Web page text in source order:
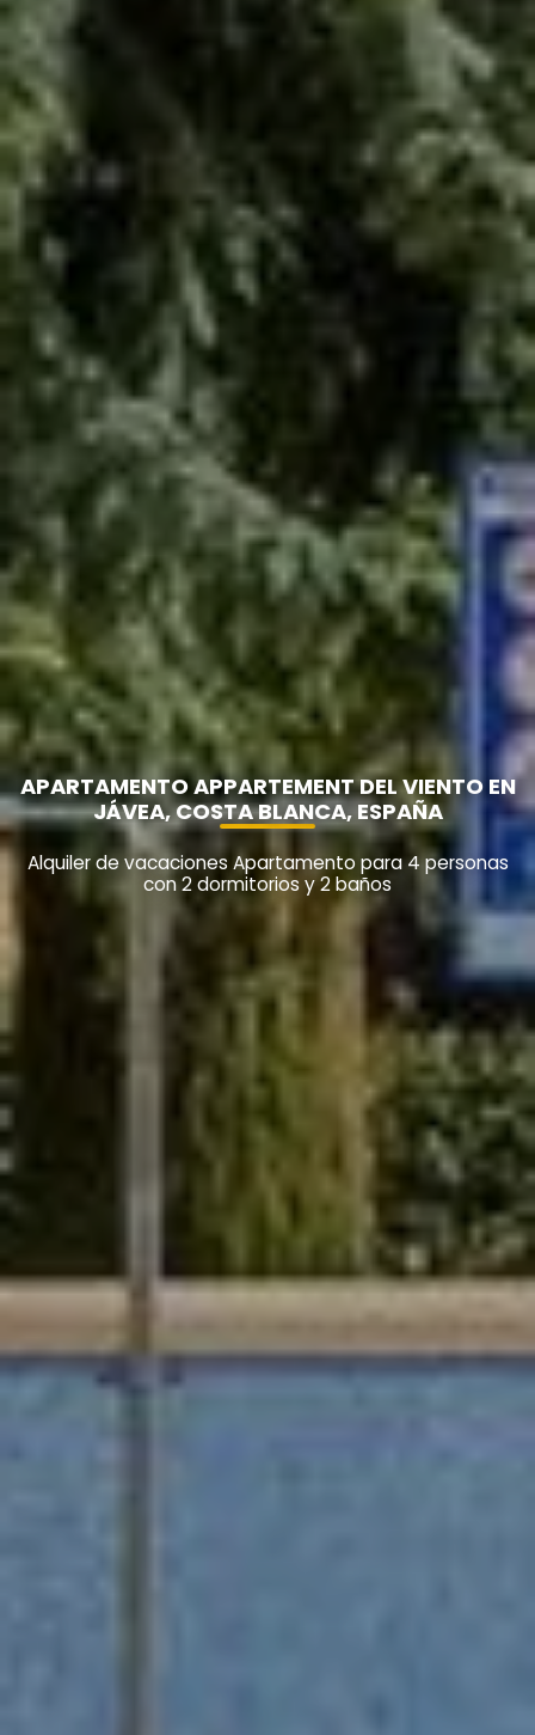
APARTAMENTO APPARTEMENT DEL VIENTO EN
JÁVEA, COSTA BLANCA, ESPAÑA
Alquiler de vacaciones Apartamento para 4 personas
con 2 dormitorios y 2 baños